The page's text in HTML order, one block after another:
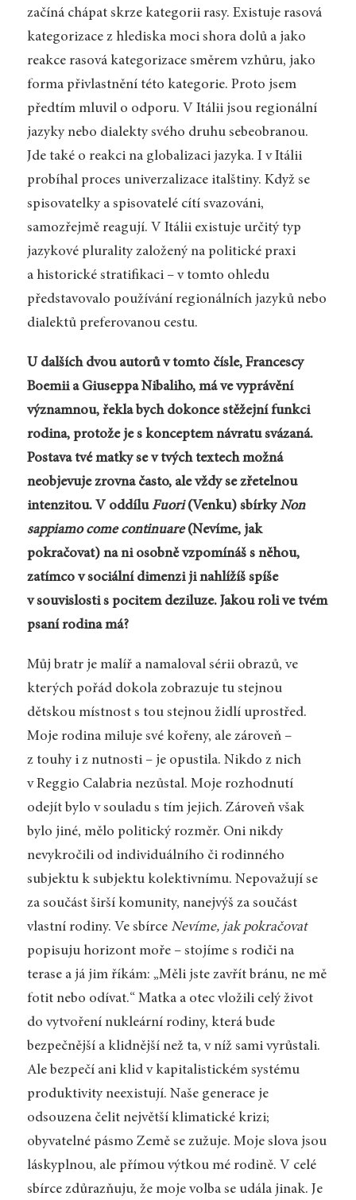
začíná chápat skrze kategorii rasy. Existuje rasová
kategorizace z hlediska moci shora dolů a jako
reakce rasová kategorizace směrem vzhůru, jako
forma přivlastnění této kategorie. Proto jsem
předtím mluvil o odporu. V Itálii jsou regionální
jazyky nebo dialekty svého druhu sebeobranou.
Jde také o reakci na globalizaci jazyka. I v Itálii
probíhal proces univerzalizace italštiny. Když se
spisovatelky a spisovatelé cítí svazováni,
samozřejmě reagují. V Itálii existuje určitý typ
jazykové plurality založený na politické praxi
a historické stratifikaci – v tomto ohledu
představovalo používání regio­nálních jazyků nebo
dialektů preferovanou cestu.
U dalších dvou autorů v tomto čísle, Francescy
Boemii a Giuseppa Nibaliho, má ve vyprávění
významnou, řekla bych dokonce stěžejní funkci
rodina, protože je s konceptem návratu svázaná.
Postava tvé matky se v tvých textech možná
neobjevuje zrovna často, ale vždy se zřetelnou
intenzitou. V oddíluFuori(Venku) sbírkyNon
sappiamo come continuare(Nevíme, jak
pokračovat) na ni osobně vzpomínáš s něhou,
zatímco v sociální dimenzi ji nahlížíš spíše
v souvislosti s pocitem deziluze. Jakou roli ve tvém
psaní rodina má?
Můj bratr je malíř a namaloval sérii obrazů, ve
kterých pořád dokola zobrazuje tu stejnou
dětskou místnost s tou stejnou židlí uprostřed.
Moje rodina miluje své kořeny, ale zároveň –
z touhy i z nutnosti – je opustila. Nikdo z nich
v Reggio Calabria nezůstal. Moje rozhodnutí
odejít bylo v souladu s tím jejich. Zároveň však
bylo jiné, mělo politický rozměr. Oni nikdy
nevykročili od individuálního či rodinného
subjektu k subjektu kolektivnímu. Nepovažují se
za součást širší komunity, nanejvýš za součást
vlastní rodiny. Ve sbírce Nevíme, jak pokračovat
popisuju horizont moře – stojíme s rodiči na
terase a já jim říkám: „Měli jste zavřít bránu, ne mě
fotit nebo odívat.“ Matka a otec vložili celý život
do vytvoření nukleární rodiny, která bude
bezpečnější a klidnější než ta, v níž sami vyrůstali.
Ale bezpečí ani klid v kapitalistickém systému
produktivity neexistují. Naše generace je
odsouzena čelit největší klimatické krizi;
obyvatelné pásmo Země se zužuje. Moje slova jsou
láskyplnou, ale přímou výtkou mé rodině. V celé
sbírce zdůrazňuju, že moje volba se udála jinak. Je